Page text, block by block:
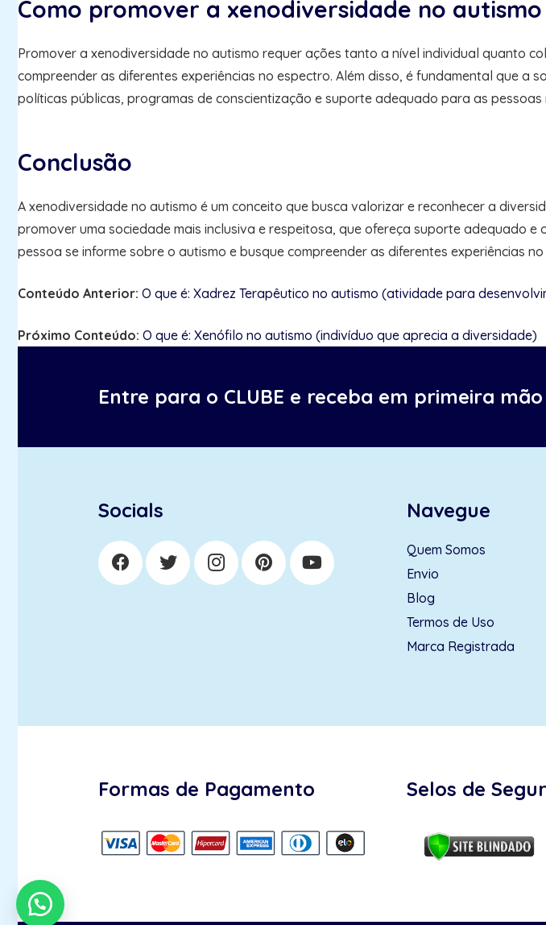
Como promover a xenodiversidade no autismo
Promover a xenodiversidade no autismo requer ações tanto a nível individual quanto
compreender as diferentes experiências no espectro. Além disso, é fundamental que
políticas públicas, programas de conscientização e suporte adequado para as pessoas
Conclusão
A xenodiversidade no autismo é um conceito que busca valorizar e reconhecer a
promover uma sociedade mais inclusiva e respeitosa, que ofereça suporte adequado
pessoa se informe sobre o autismo e busque compreender as diferentes experiências
Conteúdo Anterior: O que é: Xadrez Terapêutico no autismo (atividade para
Próximo Conteúdo: O que é: Xenófilo no autismo (indivíduo que aprecia a diversidade)
Entre para o CLUBE e receba em primeira
Socials Navegue
Quem Somos
Envio
Blog
Termos de Uso
Marca Registrada
Formas de Pagamento Selos de